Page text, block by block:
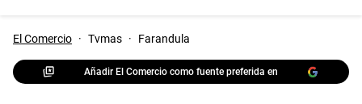
El Comercio · Tvmas · Farandula
Añadir El Comercio como fuente preferida en